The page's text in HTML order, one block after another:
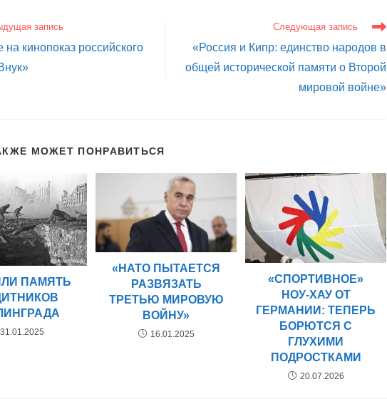
запись
на кинопоказ российского
Следующая запись
«Россия и Кипр: единство народов в
общей исторической памяти о Второй
мировой войне»
МОЖЕТ ПОНРАВИТЬСЯ
ПАМЯТЬ
31.01.2025
«НАТО ПЫТАЕТСЯ
РАЗВЯЗАТЬ
ТРЕТЬЮ МИРОВУЮ
ВОЙНУ»
16.01.2025
«СПОРТИВНОЕ»
НОУ‑ХАУ ОТ
ГЕРМАНИИ: ТЕПЕРЬ
БОРЮТСЯ С
ГЛУХИМИ
ПОДРОСТКАМИ
20.07.2026